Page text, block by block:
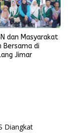
dan Masyarakat
Bersama di
Jimar
Diangkat